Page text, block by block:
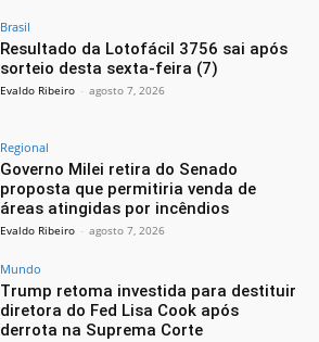
Brasil
Resultado da Lotofácil 3756 sai após
sorteio desta sexta-feira (7)
Evaldo Ribeiro - agosto 7, 2026
Regional
Governo Milei retira do Senado
proposta que permitiria venda de
áreas atingidas por incêndios
Evaldo Ribeiro - agosto 7, 2026
Mundo
Trump retoma investida para destituir
diretora do Fed Lisa Cook após
derrota na Suprema Corte